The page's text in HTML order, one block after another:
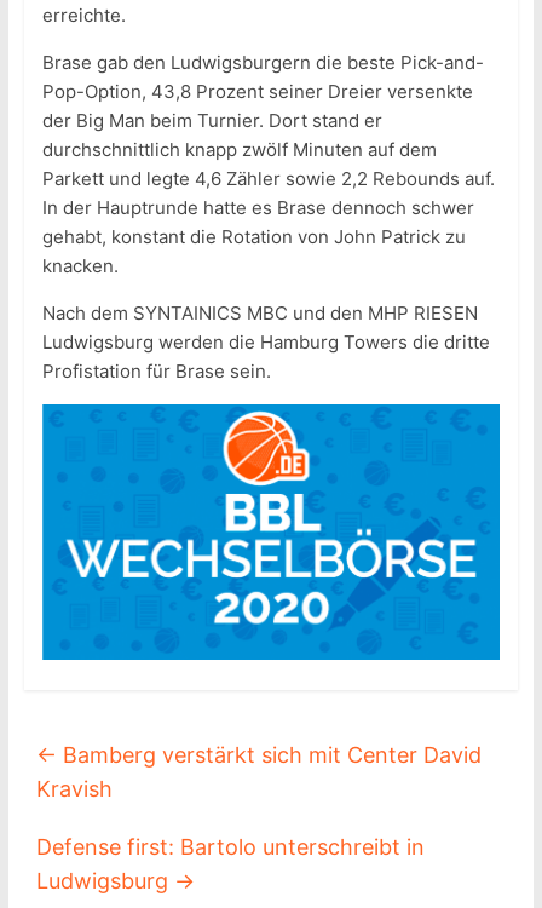
erreichte.
Brase gab den Ludwigsburgern die beste Pick-and-
Pop-Option, 43,8 Prozent seiner Dreier versenkte
der Big Man beim Turnier. Dort stand er
durchschnittlich knapp zwölf Minuten auf dem
Parkett und legte 4,6 Zähler sowie 2,2 Rebounds auf.
In der Hauptrunde hatte es Brase dennoch schwer
gehabt, konstant die Rotation von John Patrick zu
knacken.
Nach dem SYNTAINICS MBC und den MHP RIESEN
Ludwigsburg werden die Hamburg Towers die dritte
Profistation für Brase sein.
← Bamberg verstärkt sich mit Center David
Kravish
Defense first: Bartolo unterschreibt in
Ludwigsburg →